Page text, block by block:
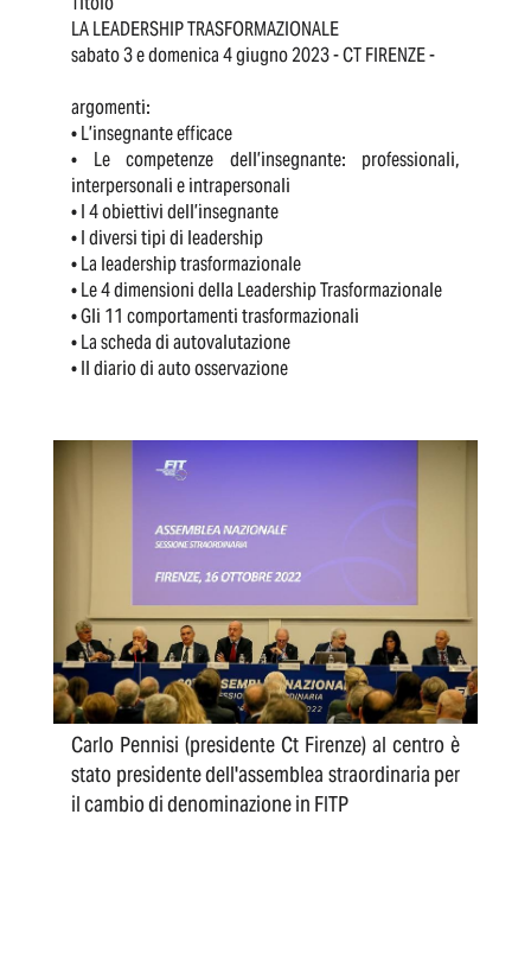
LA LEADERSHIP TRASFORMAZIONALE
sabato 3 e domenica 4 giugno 2023 - CT FIRENZE -
argomenti:
• L’insegnante efficace
• Le competenze dell’insegnante: professionali,
interpersonali e intrapersonali
• I 4 obiettivi dell’insegnante
• I diversi tipi di leadership
• La leadership trasformazionale
• Le 4 dimensioni della Leadership Trasformazionale
• Gli 11 comportamenti trasformazionali
• La scheda di autovalutazione
• Il diario di auto osservazione
Carlo Pennisi (presidente Ct Firenze) al centro è
stato presidente dell'assemblea straordinaria per
il cambio di denominazione in FITP